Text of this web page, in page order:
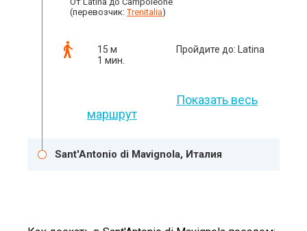
(перевозчик:Trenitalia)
15 м
1 мин.
Пройдите до: Latina
Показать весь
маршрут
Sant'Antonio di Mavignola, Италия